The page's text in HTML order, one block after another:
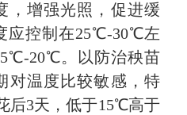
，增强光照，促进缓
应控制在25℃-30℃左
20℃。以防治秧苗
对温度比较敏感，特
后3天，低于15℃高于